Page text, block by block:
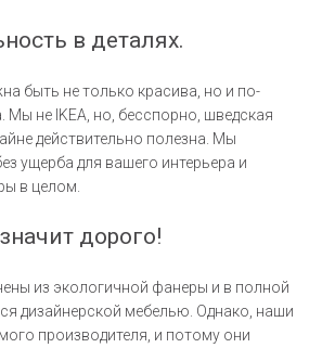
в деталях.
быть не только красива, но и по-
Мы не IKEA, но, бесспорно, шведская
действительно полезна. Мы
ущерба для вашего интерьера и
в целом.
дорого!
из экологичной фанеры и в полной
дизайнерской мебелью. Однако, наши
производителя, и потому они